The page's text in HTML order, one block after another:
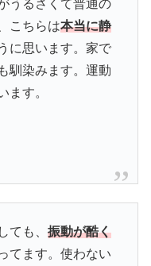
うるさくて普通の
こちらは本当に静
に思います。家で
馴染みます。運動
ます。
ても、 振動が酷く
てます。使わない